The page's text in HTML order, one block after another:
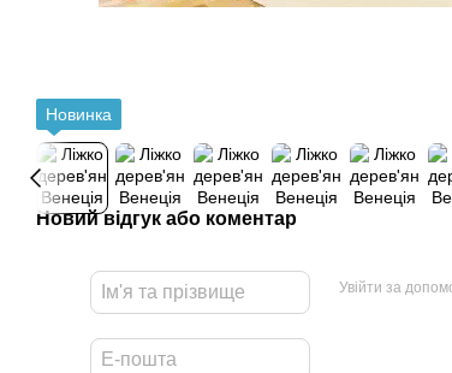
Новинка
Новий відгук або коментар
Увійти за